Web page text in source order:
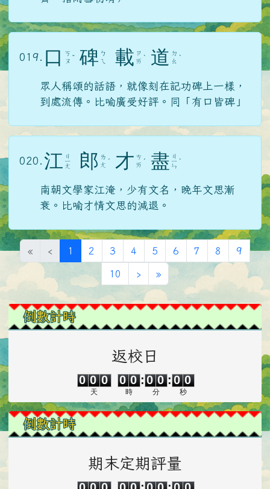
019. 口
ㄎ
ㄡ ˇ 碑 ㄅ
ㄟ
載 ㄗ
ㄞ ˋ 道 ㄉ
ㄠ ˋ
眾人稱頌的話語，就像刻在記功碑上一樣，
到處流傳。比喻廣受好評。同「有口皆碑」
020. 江 ㄐ
ㄧ
ㄤ 郎 ㄌ
ㄤ ˊ 才 ㄘ
ㄞ ˊ 盡 ㄐ
ㄧ
ㄣ
ˋ
南朝文學家江淹，少有文名，晚年文思漸
衰。比喻才情文思的減退。
« ‹ 1 (目前頁次)
2 3 4 5 6 7 8 9
10 ›下一頁
»最後頁
左邊區域內容
倒數計時
返校日
0 0 0
天
0
0
0
0
時
:
0
0 0
分
: 0 0
秒
倒數計時
期末定期評量
0 0
0
0
0 0
0